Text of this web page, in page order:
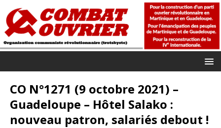
CO N°1271 (9 octobre 2021) –
Guadeloupe – Hôtel Salako :
nouveau patron, salariés debout !